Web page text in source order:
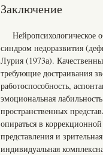
Заключение
Нейропсихологическое
синдром недоразвития
Лурия (1973а).
требующие достраивания
работоспособность,
эмоциональная
пространственных
опираться в
представления и
индивидуальная